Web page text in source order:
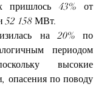
пришлось 43% от
52 158 МВт.
на 20% по
периодом
высокие
опасения по поводу